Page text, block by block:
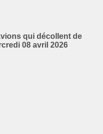
qui décollent de
08 avril 2026